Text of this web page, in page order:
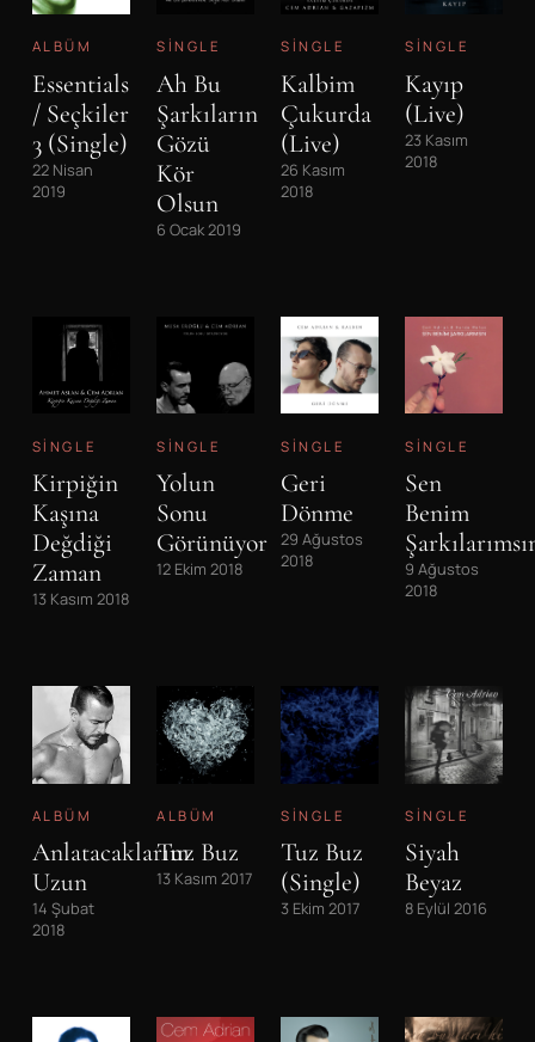
ALBÜM
Essentials
/ Seçkiler
3 (Single)
22 Nisan
2019
SINGLE
Ah Bu
Şarkıların
Gözü
Kör
Olsun
6 Ocak 2019
SINGLE
Kalbim
Çukurda
(Live)
26 Kasım
2018
SINGLE
Kayıp
(Live)
23 Kasım
2018
SINGLE
Kirpiğin
Kaşına
Değdiği
Zaman
13 Kasım 2018
SINGLE
Yolun
Sonu
Görünüyor
12 Ekim 2018
SINGLE
Geri
Dönme
29 Ağustos
2018
SINGLE
Sen
Benim
9 Ağustos
2018
ALBÜM
Anlatacaklarım
Uzun
14 Şubat
2018
ALBÜM
Tuz Buz
13 Kasım 2017
SINGLE
Tuz Buz
(Single)
3 Ekim 2017
SINGLE
Siyah
Beyaz
8 Eylül 2016